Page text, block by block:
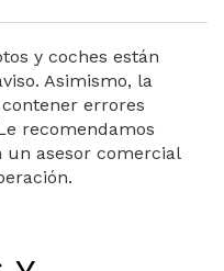
y coches están
Asimismo, la
errores
recomendamos
asesor comercial